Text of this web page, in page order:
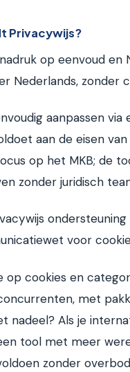
Privacywijs?
op eenvoud en
Nederlands, zonder
aanpassen via
aan de eisen
op het MKB; de
zonder juridisch
voor
op cookies en
met
nadeel? Als je
tool met meer
zonder